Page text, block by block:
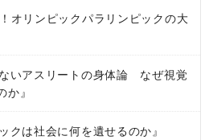
リンピックパラリンピックの大
いアスリートの身体論 なぜ視覚
か』
は社会に何を遺せるのか』